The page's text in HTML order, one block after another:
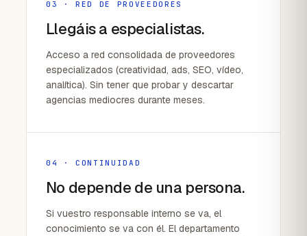
03 · RED DE PROVEEDORES
Llegáis a especialistas.
Acceso a red consolidada de proveedores
especializados (creatividad, ads, SEO, vídeo,
analítica). Sin tener que probar y descartar
agencias mediocres durante meses.
04 · CONTINUIDAD
No depende de una persona.
Si vuestro responsable interno se va, el
conocimiento se va con él. El departamento